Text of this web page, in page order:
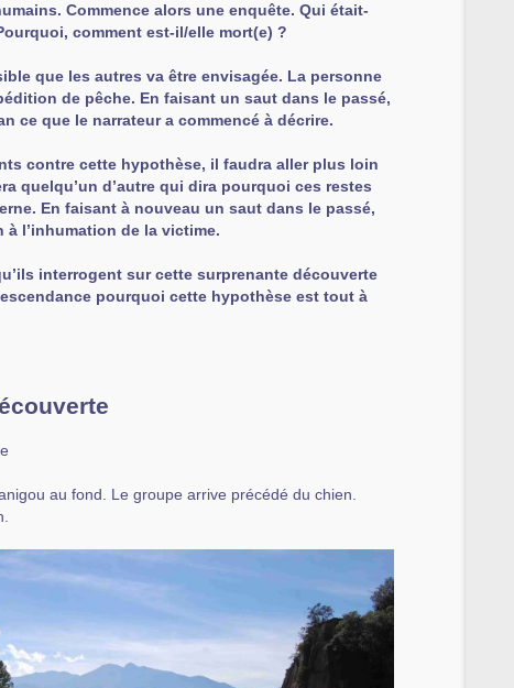
Commence alors une enquête. Qui était-
comment est-il/elle mort(e) ?
que les autres va être envisagée. La personne
de pêche. En faisant un saut dans le passé,
ce que le narrateur a commencé à décrire.
contre cette hypothèse, il faudra aller plus loin
quelqu’un d’autre qui dira pourquoi ces restes
En faisant à nouveau un saut dans le passé,
à l’inhumation de la victime.
interrogent sur cette surprenante découverte
pourquoi cette hypothèse est tout à
au fond. Le groupe arrive précédé du chien.